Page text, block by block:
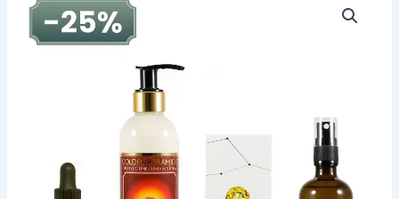
tratamiento:
Masaje
Relax